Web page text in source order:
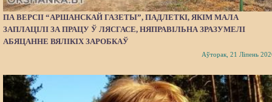
ПА ВЕРСІІ “АРШАНСКАЙ ГАЗЕТЫ”, ПАДЛЕТКІ, ЯКІМ МАЛА
ЗАПЛАЦІЛІ ЗА ПРАЦУ Ў ЛЯСГАСЕ, НЯПРАВІЛЬНА ЗРАЗУМЕЛІ
АБЯЦАННЕ ВЯЛІКІХ ЗАРОБКАЎ
Аўторак, 21 Ліпень